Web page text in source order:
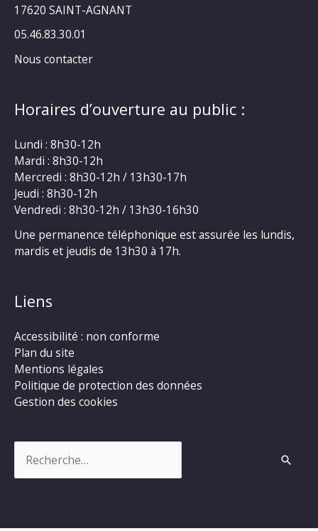
17620 SAINT-AGNANT
05.46.83.30.01
Nous contacter
Horaires d’ouverture au public :
Lundi : 8h30-12h
Mardi : 8h30-12h
Mercredi : 8h30-12h / 13h30-17h
Jeudi : 8h30-12h
Vendredi : 8h30-12h / 13h30-16h30
Une permanence téléphonique est assurée les lundis,
mardis et jeudis de 13h30 à 17h.
Liens
Accessibilité : non conforme
Plan du site
Mentions légales
Politique de protection des données
Gestion des cookies